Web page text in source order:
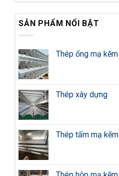
SẢN PHẨM NỔI BẬT
Thép ống mạ kẽm
Thép xây dựng
Thép tấm mạ kẽm